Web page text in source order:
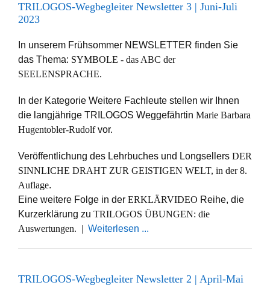
TRILOGOS-Wegbegleiter Newsletter 3 | Juni-Juli
2023
In unserem Frühsommer NEWSLETTER finden Sie
das Thema: SYMBOLE - das ABC der
SEELENSPRACHE.
In der Kategorie Weitere Fachleute stellen wir Ihnen
die langjährige TRILOGOS Weggefährtin Marie Barbara
Hugentobler-Rudolfvor.
Veröffentlichung des Lehrbuches und Longsellers DER
SINNLICHE DRAHT ZUR GEISTIGEN WELT, in der 8.
Auflage.
Eine weitere Folge in der ERKLÄRVIDEO Reihe, die
Kurzerklärung zu TRILOGOS ÜBUNGEN: die
Auswertungen. | Weiterlesen ...
TRILOGOS-Wegbegleiter Newsletter 2 | April-Mai